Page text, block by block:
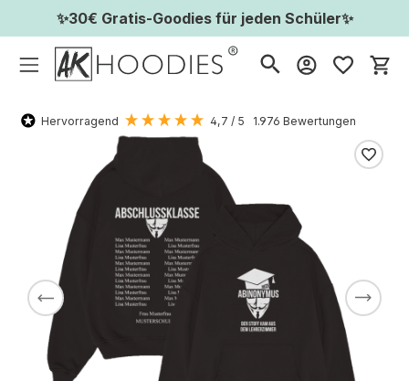
✨30€ Gratis-Goodies für jeden Schüler✨
Hervorragend 4,7 / 5 1.976 Bewertungen